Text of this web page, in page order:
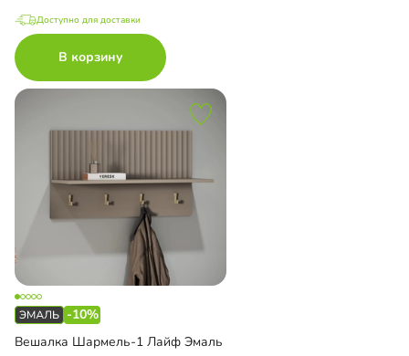
Доступно для доставки
В корзину
-10%
Вешалка Шармель-1 Лайф Эмаль